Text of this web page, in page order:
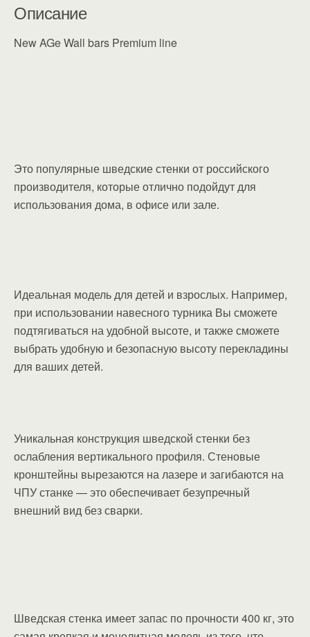
Описание
New AGe Wall bars Premium line
Это популярные шведские стенки от российского
производителя, которые отлично подойдут для
использования дома, в офисе или зале.
Идеальная модель для детей и взрослых. Например,
при использовании навесного турника Вы сможете
подтягиваться на удобной высоте, и также сможете
выбрать удобную и безопасную высоту перекладины
для ваших детей.
Уникальная конструкция шведской стенки без
ослабления вертикального профиля. Стеновые
кронштейны вырезаются на лазере и загибаются на
ЧПУ станке — это обеспечивает безупречный
внешний вид без сварки.
Шведская стенка имеет запас по прочности 400 кг, это